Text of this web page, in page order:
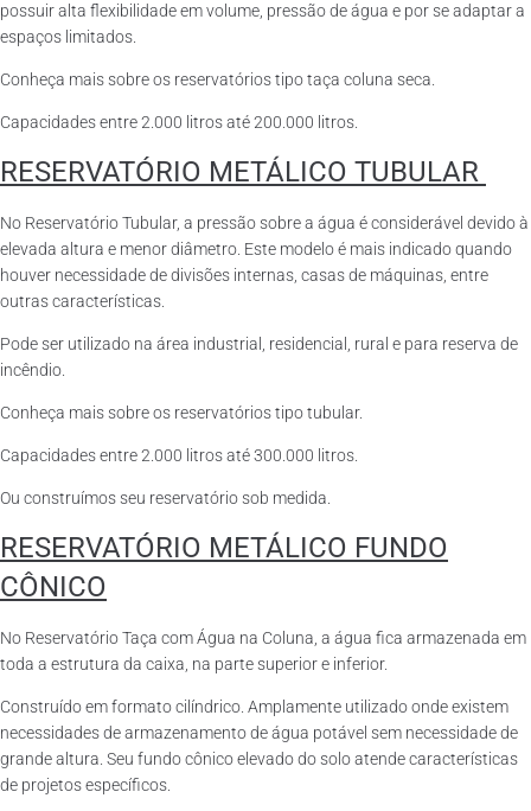
possuir alta flexibilidade em volume, pressão de água e por se adaptar a
espaços limitados.
Conheça mais sobre os reservatórios tipo taça coluna seca.
Capacidades entre 2.000 litros até 200.000 litros.
RESERVATÓRIO METÁLICO TUBULAR
No Reservatório Tubular, a pressão sobre a água é considerável devido à
elevada altura e menor diâmetro. Este modelo é mais indicado quando
houver necessidade de divisões internas, casas de máquinas, entre
outras características.
Pode ser utilizado na área industrial, residencial, rural e para reserva de
incêndio.
Conheça mais sobre os reservatórios tipo tubular.
Capacidades entre 2.000 litros até 300.000 litros.
Ou construímos seu reservatório sob medida.
RESERVATÓRIO METÁLICO FUNDO
CÔNICO
No Reservatório Taça com Água na Coluna, a água fica armazenada em
toda a estrutura da caixa, na parte superior e inferior.
Construído em formato cilíndrico. Amplamente utilizado onde existem
necessidades de armazenamento de água potável sem necessidade de
grande altura. Seu fundo cônico elevado do solo atende características
de projetos específicos.